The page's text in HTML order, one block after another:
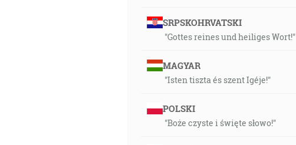
SRPSKOHRVATSKI
"Gottes reines und heiliges Wort!"
MAGYAR
"Isten tiszta és szent Igéje!"
POLSKI
"Boże czyste i święte słowo!"